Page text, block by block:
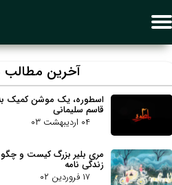
​آخرین
اسطوره، یک موشن کمیک
قاسم سلیمانی
۰۴ اردیبهشت ۰۳
مری بلیر بزرگ کیست و
زندگی نامه
۱۷ فروردین ۰۲